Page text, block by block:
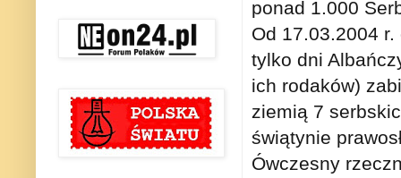
ponad 1.000
Od 17.03.2004
tylko dni
ich rodaków)
ziemią 7
świątynie
Ówczesny